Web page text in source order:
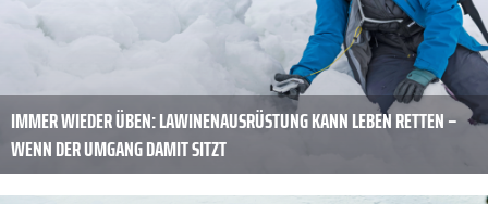
IMMER WIEDER ÜBEN: LAWINENAUSRÜSTUNG KANN LEBEN RETTEN –
WENN DER UMGANG DAMIT SITZT